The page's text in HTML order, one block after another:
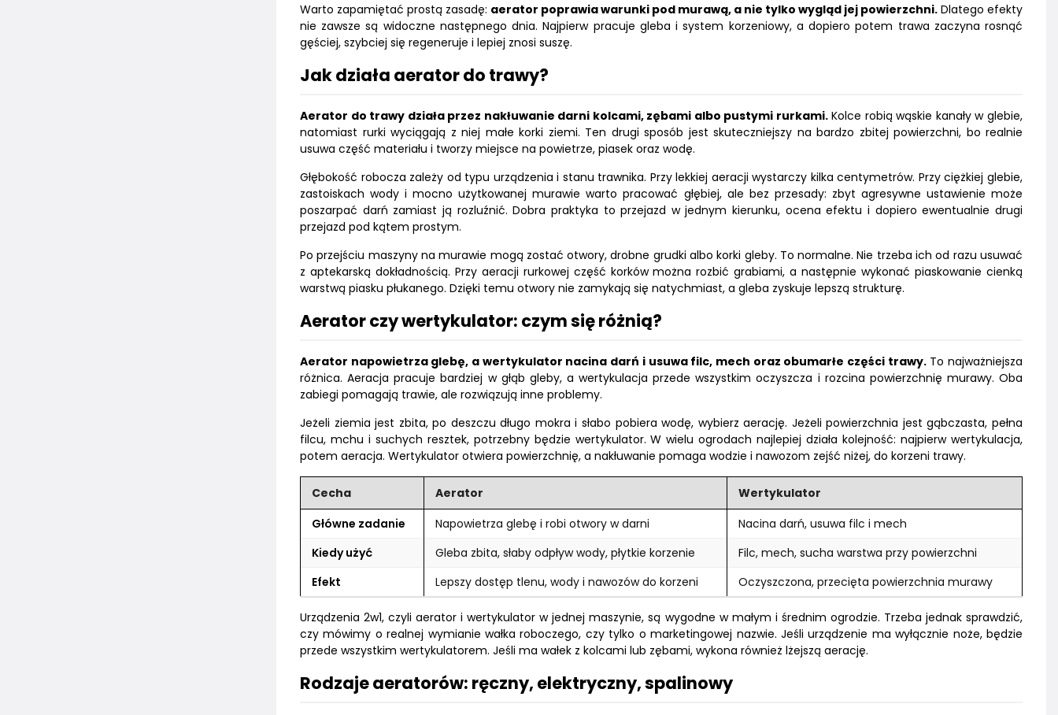
Warto zapamiętać prostą zasadę: aerator poprawia warunki pod murawą, a nie tylko wygląd jej powierzchni. Dlatego efekty
nie zawsze są widoczne następnego dnia. Najpierw pracuje gleba i system korzeniowy, a dopiero potem trawa zaczyna rosnąć
gęściej, szybciej się regeneruje i lepiej znosi suszę.
Jak działa aerator do trawy?
Aerator do trawy działa przez nakłuwanie darni kolcami, zębami albo pustymi rurkami.Kolce robią wąskie kanały w glebie,
natomiast rurki wyciągają z niej małe korki ziemi. Ten drugi sposób jest skuteczniejszy na bardzo zbitej powierzchni, bo realnie
usuwa część materiału i tworzy miejsce na powietrze, piasek oraz wodę.
Głębokość robocza zależy od typu urządzenia i stanu trawnika. Przy lekkiej aeracji wystarczy kilka centymetrów. Przy ciężkiej glebie,
zastoiskach wody i mocno użytkowanej murawie warto pracować głębiej, ale bez przesady: zbyt agresywne ustawienie może
poszarpać darń zamiast ją rozluźnić. Dobra praktyka to przejazd w jednym kierunku, ocena efektu i dopiero ewentualnie drugi
przejazd pod kątem prostym.
Po przejściu maszyny na murawie mogą zostać otwory, drobne grudki albo korki gleby. To normalne. Nie trzeba ich od razu usuwać
z aptekarską dokładnością. Przy aeracji rurkowej część korków można rozbić grabiami, a następnie wykonać piaskowanie cienką
warstwą piasku płukanego. Dzięki temu otwory nie zamykają się natychmiast, a gleba zyskuje lepszą strukturę.
Aerator czy wertykulator: czym się różnią?
Aerator napowietrza glebę, a wertykulator nacina darń i usuwa filc, mech oraz obumarłe części trawy.To najważniejsza
różnica. Aeracja pracuje bardziej w głąb gleby, a wertykulacja przede wszystkim oczyszcza i rozcina powierzchnię murawy. Oba
zabiegi pomagają trawie, ale rozwiązują inne problemy.
Jeżeli ziemia jest zbita, po deszczu długo mokra i słabo pobiera wodę, wybierz aerację. Jeżeli powierzchnia jest gąbczasta, pełna
filcu, mchu i suchych resztek, potrzebny będzie wertykulator. W wielu ogrodach najlepiej działa kolejność: najpierw wertykulacja,
potem aeracja. Wertykulator otwiera powierzchnię, a nakłuwanie pomaga wodzie i nawozom zejść niżej, do korzeni trawy.
Cecha Aerator
Wertykulator
Główne zadanie
Napowietrza glebę i robi otwory w darni
Nacina darń, usuwa filc i mech
Kiedy użyć
Gleba zbita, słaby odpływ wody, płytkie korzenie
Filc, mech, sucha warstwa przy powierzchni
Efekt
Lepszy dostęp tlenu, wody i nawozów do korzeni Oczyszczona, przecięta powierzchnia murawy
Urządzenia 2w1, czyli aerator i wertykulator w jednej maszynie, są wygodne w małym i średnim ogrodzie. Trzeba jednak sprawdzić,
czy mówimy o realnej wymianie wałka roboczego, czy tylko o marketingowej nazwie. Jeśli urządzenie ma wyłącznie noże, będzie
przede wszystkim wertykulatorem. Jeśli ma wałek z kolcami lub zębami, wykona również lżejszą aerację.
Rodzaje aeratorów: ręczny, elektryczny, spalinowy